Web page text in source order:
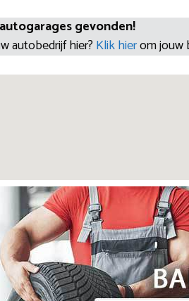
gevonden!
autobedrijf hier? Klik hierom jouw